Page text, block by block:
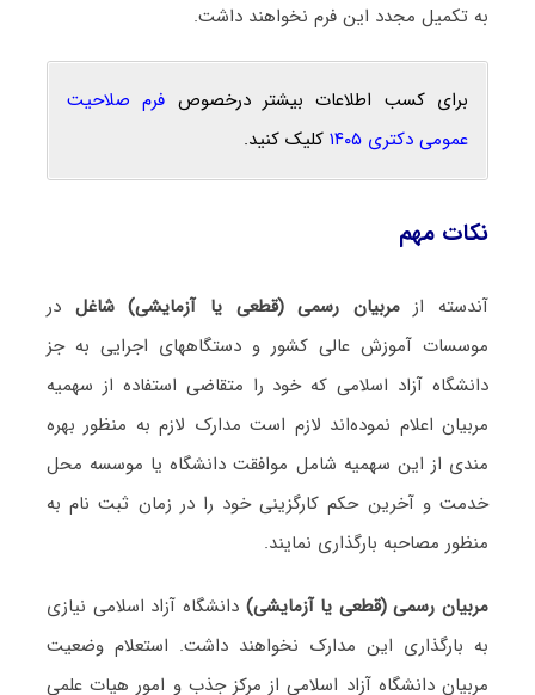
به تکمیل مجدد این فرم نخواهند داشت.
برای کسب اطلاعات بیشتر درخصوص فرم صلاحیت
عمومی دکتری ۱۴۰۵
کلیک کنید.
نکات مهم
آندسته ازمربیان رسمی (قطعی یا آزمایشی) شاغل در
موسسات آموزش عالی کشور و دستگاههای اجرایی به جز
دانشگاه آزاد اسلامی که خود را متقاضی استفاده از سهمیه
مربیان اعلام نموده‌اند لازم است مدارک لازم به منظور بهره
مندی از این سهمیه شامل موافقت دانشگاه یا موسسه محل
خدمت و آخرین حکم کارگزینی خود را در زمان ثبت نام به
منظور مصاحبه بارگذاری نمایند.
مربیان رسمی (قطعی یا آزمایشی) دانشگاه آزاد اسلامی نیازی
به بارگذاری این مدارک نخواهند داشت. استعلام وضعیت
مربیان دانشگاه آزاد اسلامی از مرکز جذب و امور هیات علمی